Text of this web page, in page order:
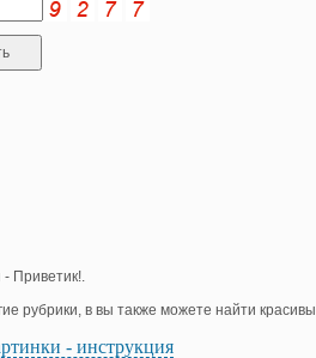
Приветик!.
рубрики, в вы также можете найти
- инструкция